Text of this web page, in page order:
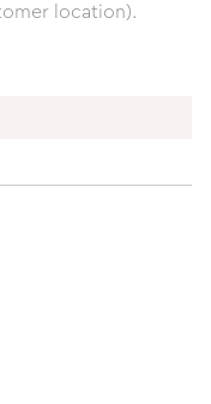
location).